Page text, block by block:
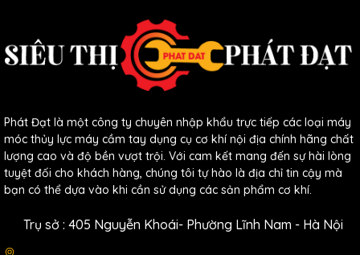
Phát Đạt là một công ty chuyên nhập khẩu trực tiếp các loại máy
móc thủy lực máy cầm tay dụng cụ cơ khí nội địa chính hãng chất
lượng cao và độ bền vượt trội. Với cam kết mang đến sự hài lòng
tuyệt đối cho khách hàng, chúng tôi tự hào là địa chỉ tin cậy mà
bạn có thể dựa vào khi cần sử dụng các sản phẩm cơ khí.
Trụ sở : 405 Nguyễn Khoái- Phường Lĩnh Nam - Hà Nội